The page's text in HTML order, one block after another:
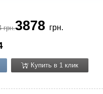
грн.3878 грн.
Купить в 1 клик